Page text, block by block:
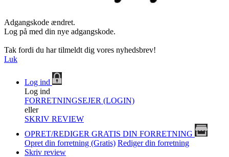
Adgangskode ændret.
Log på med din nye adgangskode.
Tak fordi du har tilmeldt dig vores nyhedsbrev!
Luk
Log ind
Log ind
FORRETNINGSEJER (LOGIN)
eller
SKRIV REVIEW
OPRET/REDIGER GRATIS DIN FORRETNING
Opret din forretning (Gratis) Rediger din forretning
Skriv review